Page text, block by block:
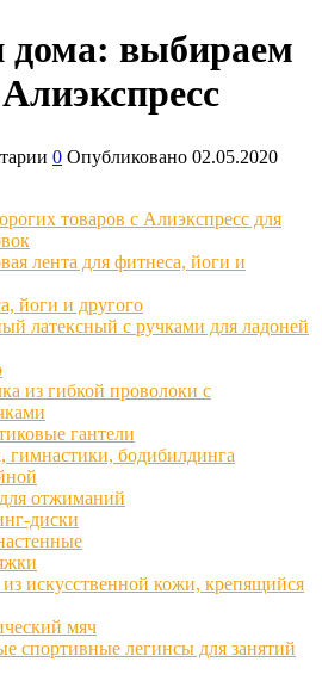
дома: выбираем
0 Опубликовано 02.05.2020
товаров с Алиэкспресс для
лента для фитнеса, йоги и
йоги и другого
латексный с ручками для ладоней
из гибкой проволоки с
гантели
гимнастики, бодибилдинга
отжиманий
диски
искусственной кожи, крепящийся
мяч
спортивные легинсы для занятий